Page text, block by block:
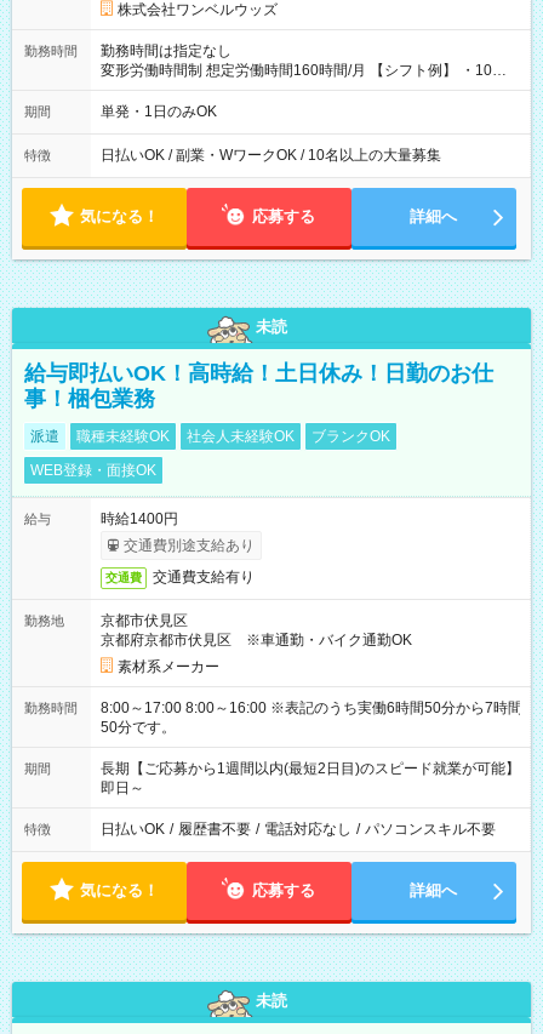
株式会社ワンベルウッズ
勤務時間
勤務時間は指定なし
変形労働時間制 想定労働時間160時間/月 【シフト例】 ・10：
00～20：00
期間 単発・1日のみOK
特徴 日払いOK / 副業・WワークOK / 10名以上の大量募集
気になる！ 応募する 詳細へ
未読
給与即払いOK！高時給！土日休み！日勤のお仕
事！梱包業務
派遣 職種未経験OK 社会人未経験OK
ブランクOK
WEB登録・面接OK
給与
時給1400円
交通費別途支給あり
交通費 交通費支給有り
勤務地
京都市伏見区
京都府京都市伏見区 ※車通勤・バイク通勤OK
素材系メーカー
勤務時間
8:00～17:00 8:00～16:00 ※表記のうち実働6時間50分から7時間
50分です。
期間
長期【ご応募から1週間以内(最短2日目)のスピード就業が可能】
即日～
特徴 日払いOK / 履歴書不要 / 電話対応なし / パソコンスキル不要
気になる！ 応募する 詳細へ
未読